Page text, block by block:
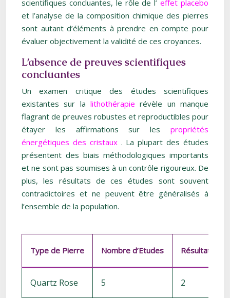
scientifiques concluantes, le rôle de l’effet placebo
et l’analyse de la composition chimique des pierres
sont autant d’éléments à prendre en compte pour
évaluer objectivement la validité de ces croyances.
L’absence de preuves scientifiques
concluantes
Un examen critique des études scientifiques
existantes sur la lithothérapierévèle un manque
flagrant de preuves robustes et reproductibles pour
étayer les affirmations sur les propriétés
énergétiques des cristaux . La plupart des études
présentent des biais méthodologiques importants
et ne sont pas soumises à un contrôle rigoureux. De
plus, les résultats de ces études sont souvent
contradictoires et ne peuvent être généralisés à
l’ensemble de la population.
Type de Pierre Nombre d’Etudes Résultats
Quartz Rose 5 2